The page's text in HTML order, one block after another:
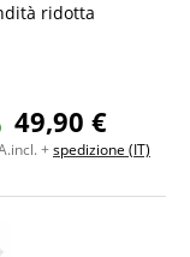
ridotta
e plettro
49,90 €
+spedizione (IT)